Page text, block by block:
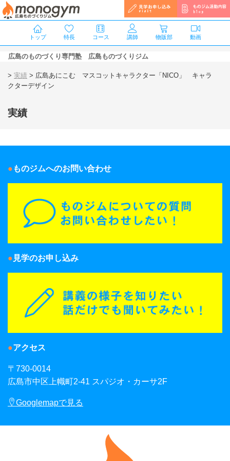
広島のものづくり専門塾 広島ものづくりジム
トップ 特長 コース 講師 物販部 動画
> 実績 > 広島あにこむ マスコットキャラクター「NICO」 キャラ
クターデザイン
実績
ものジムへのお問い合わせ
見学のお申し込み
アクセス
〒730-0014
広島市中区上幟町2-41 スパジオ・カーサ2F
Googlemapで見る